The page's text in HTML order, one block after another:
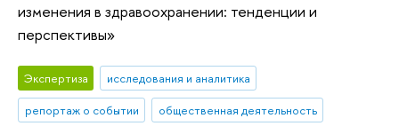
изменения в здравоохранении: тенденции и
перспективы»
Экспертиза
исследования и аналитика
репортаж о событии
общественная деятельность